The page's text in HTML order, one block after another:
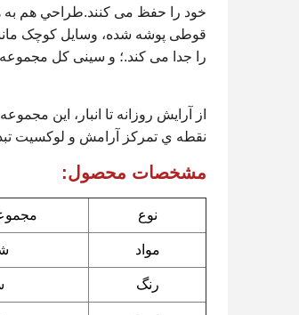
خود را حفظ می کنند.طراحي هم به
قوطی پوشه شده، وسایل کوچک
را جدا می کند.؛ و سینی کل
از آرايش روزانه تا انبار، اين
نقطه ي تمرکز آرامش و لوکسيت
مشخصات محصول:
نوع
مواد
رنگ